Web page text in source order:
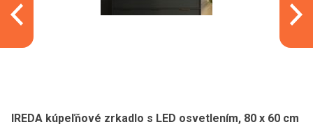
IREDA kúpeľňové zrkadlo s LED osvetlením, 80 x 60 cm